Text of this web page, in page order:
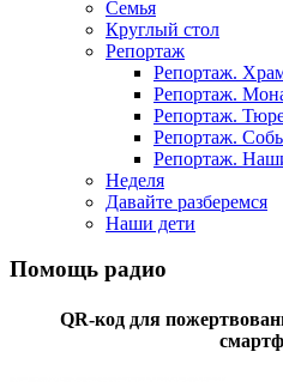
Семья
Круглый стол
Репортаж
Репортаж.
Репортаж.
Репортаж.
Репортаж.
Репортаж.
Неделя
Давайте разберемся
Наши дети
Помощь радио
QR-код для